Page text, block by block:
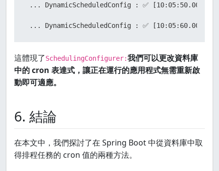
... DynamicScheduledConfig : ✅ [10:05:50.000]
... DynamicScheduledConfig : ✅ [10:05:60.000]
這體現了SchedulingConfigurer:我們可以更改資料庫
中的 cron 表達式，讓正在運行的應用程式無需重新啟
動即可適應。
6. 結論
在本文中，我們探討了在 Spring Boot 中從資料庫中取
得排程任務的 cron 值的兩種方法。